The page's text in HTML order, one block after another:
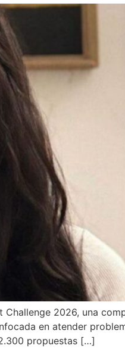
2026, una
en atender
propuestas […]